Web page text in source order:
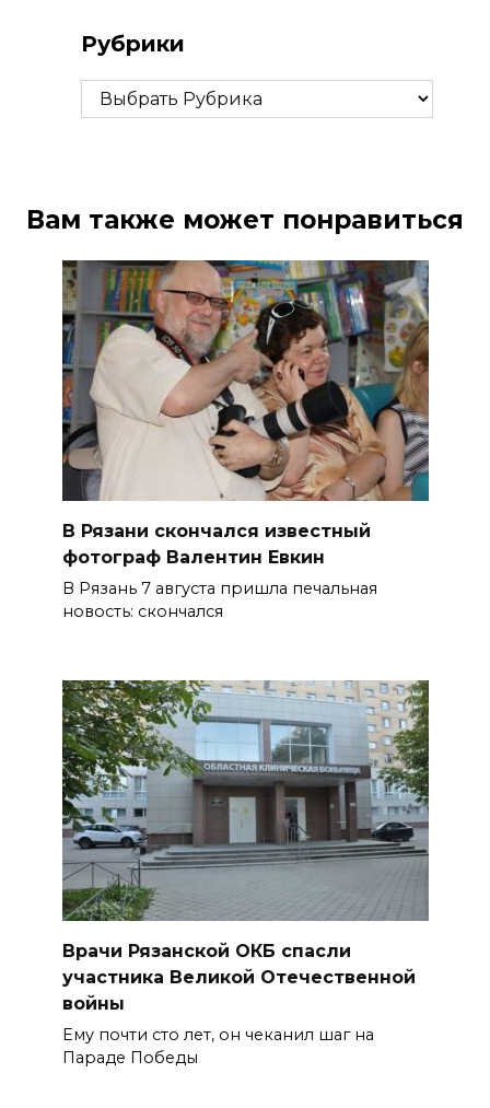
Рубрики
Рубрики
Вам также может понравиться
В Рязани скончался известный
фотограф Валентин Евкин
В Рязань 7 августа пришла печальная
новость: скончался
Врачи Рязанской ОКБ спасли
участника Великой Отечественной
войны
Ему почти сто лет, он чеканил шаг на
Параде Победы